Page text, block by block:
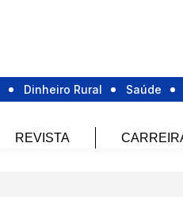
Dinheiro Rural Saúde
REVISTA